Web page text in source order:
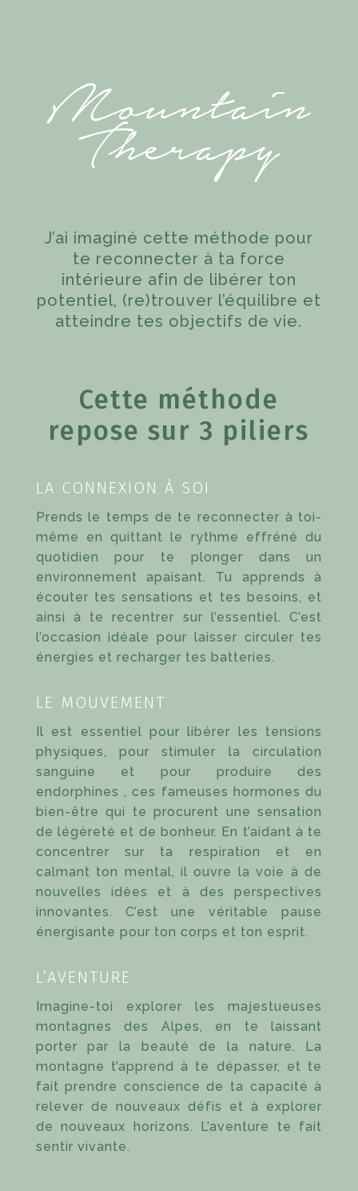
Mountain
Therapy
J’ai imaginé cette méthode pour
te reconnecter à ta force
intérieure afin de libérer ton
potentiel, (re)trouver l’équilibre et
atteindre tes objectifs de vie.
Cette méthode
repose sur 3 piliers
LA CONNEXION À SOI
Prends le temps de te reconnecter à toi-
même en quittant le rythme effréné du
quotidien pour te plonger dans un
environnement apaisant. Tu apprends à
écouter tes sensations et tes besoins, et
ainsi à te recentrer sur l’essentiel. C’est
l’occasion idéale pour laisser circuler tes
énergies et recharger tes batteries.
LE MOUVEMENT
Il est essentiel pour libérer les tensions
physiques, pour stimuler la circulation
sanguine et pour produire des
endorphines , ces fameuses hormones du
bien-être qui te procurent une sensation
de légèreté et de bonheur. En t’aidant à te
concentrer sur ta respiration et en
calmant ton mental, il ouvre la voie à de
nouvelles idées et à des perspectives
innovantes. C’est une véritable pause
énergisante pour ton corps et ton esprit.
L’AVENTURE
Imagine-toi explorer les majestueuses
montagnes des Alpes, en te laissant
porter par la beauté de la nature. La
montagne t’apprend à te dépasser, et te
fait prendre conscience de ta capacité à
relever de nouveaux défis et à explorer
de nouveaux horizons. L’aventure te fait
sentir vivante.